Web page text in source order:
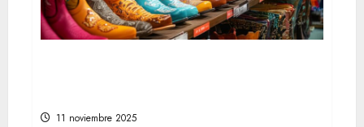
11 noviembre 2025